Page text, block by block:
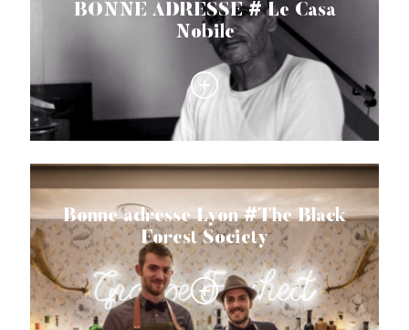
BONNE ADRESSE # Le Casa
Nobile
Bonne adresse Lyon #The Black
Forest Society